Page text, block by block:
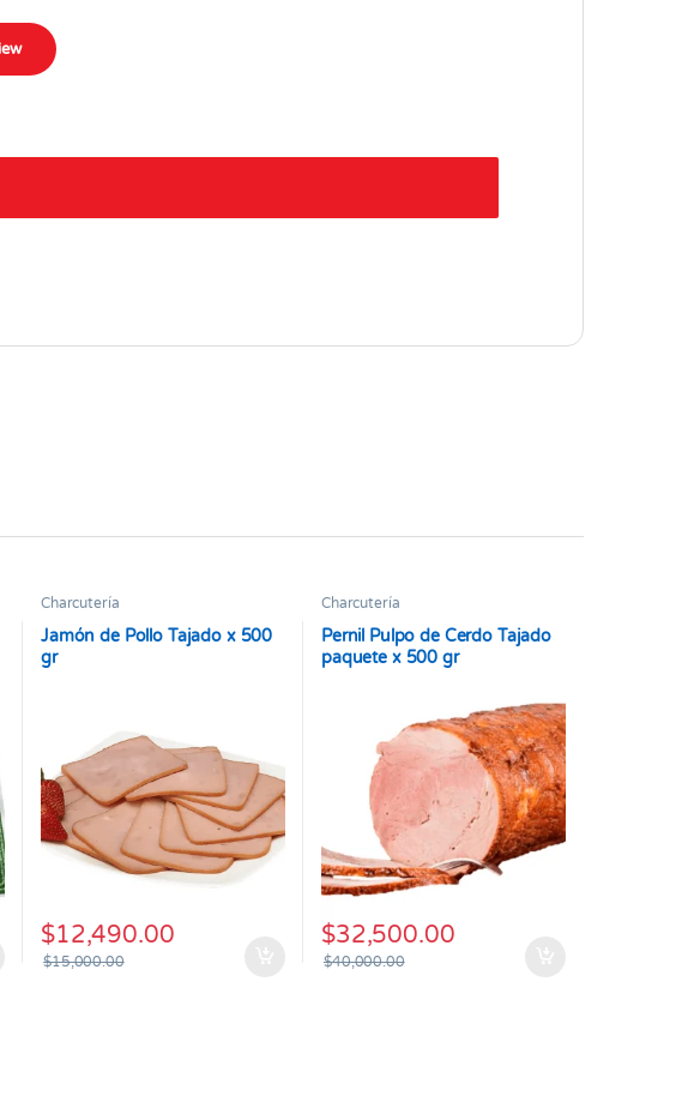
Charcutería
Jamón de Pollo Tajado x 500
gr
$12,490.00
$15,000.00
Charcutería
Pernil Pulpo de Cerdo Tajado
paquete x 500 gr
$32,500.00
$40,000.00